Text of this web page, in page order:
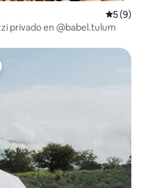
5 (9)
privado en @babel.tulum